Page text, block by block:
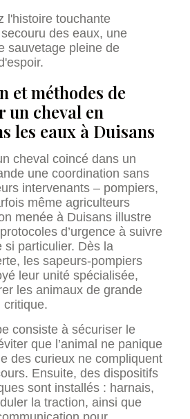
et méthodes de
un cheval en
les eaux à Duisans
cheval coincé dans un
une coordination sans
intervenants – pompiers,
même agriculteurs
menée à Duisans illustre
d’urgence à suivre
si particulier. Dès la
les sapeurs-pompiers
leur unité spécialisée,
les animaux de grande
critique.
consiste à sécuriser le
que l’animal ne panique
des curieux ne compliquent
Ensuite, des dispositifs
sont installés : harnais,
la traction, ainsi que